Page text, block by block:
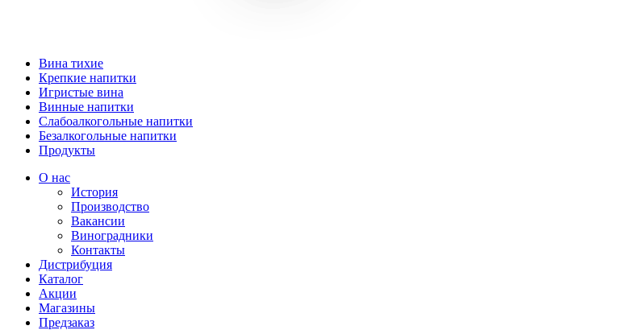
Вина тихие
Крепкие напитки
Игристые вина
Винные напитки
Слабоалкогольные напитки
Безалкогольные напитки
Продукты
О нас
История
Производство
Вакансии
Виноградники
Контакты
Дистрибуция
Каталог
Акции
Магазины
Предзаказ